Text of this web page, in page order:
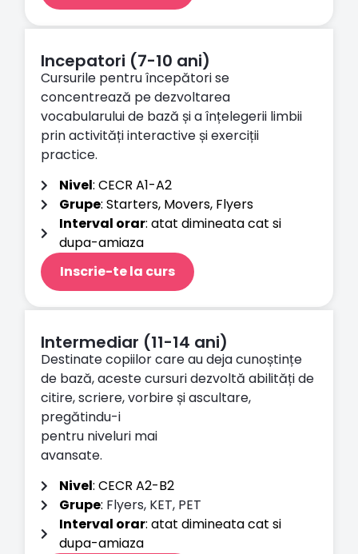
Incepatori (7-10 ani)
Cursurile pentru începători se
concentrează pe dezvoltarea
vocabularului de bază și a înțelegerii limbii
prin activități interactive și exerciții
practice.
Nivel: CECR A1-A2
Grupe: Starters, Movers, Flyers
Interval orar: atat dimineata cat si
dupa-amiaza
Inscrie-te la curs
Intermediar (11-14 ani)
Destinate copiilor care au deja cunoștințe
de bază, aceste cursuri dezvoltă abilități de
citire, scriere, vorbire și ascultare,
pregătindu-i
pentru niveluri mai
avansate.
Nivel: CECR A2-B2
Grupe: Flyers, KET, PET
Interval orar: atat dimineata cat si
dupa-amiaza